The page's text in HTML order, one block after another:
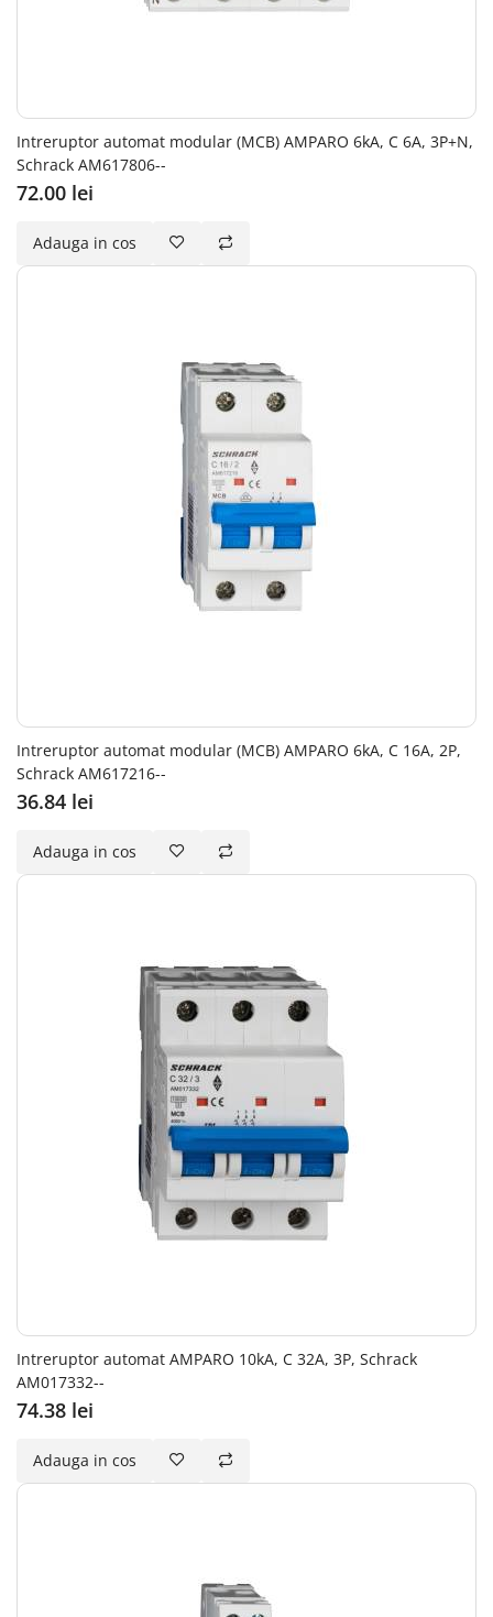
Intreruptor automat modular (MCB) AMPARO 6kA, C 6A, 3P+N,
Schrack AM617806--
72.00 lei
Adauga in cos
Intreruptor automat modular (MCB) AMPARO 6kA, C 16A, 2P,
Schrack AM617216--
36.84 lei
Adauga in cos
Intreruptor automat AMPARO 10kA, C 32A, 3P, Schrack
AM017332--
74.38 lei
Adauga in cos